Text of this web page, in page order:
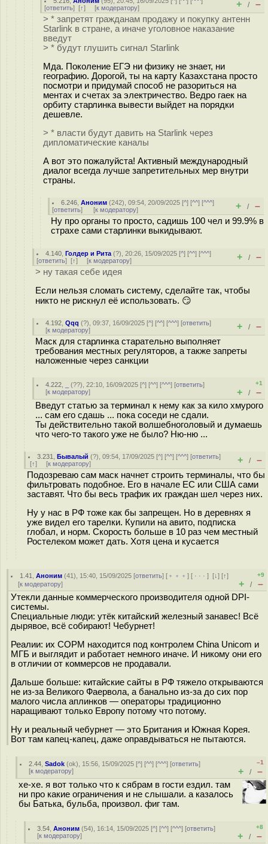
[ответить] [↑] [к модератору] + / –
> * запретят гражданам продажу и покупку антенн
Starlink в стране, а иначе уголовное наказание
введут
> * будут глушить сигнал Starlink
Мда. Поколение ЕГЭ ни физику не знает, ни
географию. Дорогой, ты на карту Казахстана просто
посмотри и придумай способ не разориться на
ментах и счетах за электричество. Ведро гаек на
орбиту старлинка вывести выйдет на порядки
дешевле.
> * власти будут давить на Starlink через
дипломатические каналы
А вот это пожалуйста! Активный международный
диалог всегда лучше запретительных мер внутри
страны.
6.246 ,Аноним (242), 09:54, 20/09/2025 [^] [^^] [^^^]
[ответить] [к модератору] + / –
Ну про органы то просто, садишь 100 чел и 99.9% в
страхе сами старлинки выкидывают.
4.140 ,Голдер и Рита (?), 20:26, 15/09/2025 [^] [^^] [^^^]
[ответить] [↑] [к модератору] + / –
> ну такая себе идея
Если нельзя сломать систему, сделайте так, чтобы
никто не рискнул её использовать. 😏
4.192 ,Qqq (?), 09:37, 16/09/2025 [^] [^^] [^^^] [ответить]
[к модератору] + / –
Маск для старлинка старательно выполняет
требования местных регуляторов, а также запреты
наложенные через санкции
4.222 (??), 22:10, 16/09/2025 [^] [^^] [^^^] [ответить]
[к модератору]
+1
+ / –
Введут статью за терминал к нему как за кило хмурого
... сам его сдашь ... пока соседи не сдали.
Ты действительно такой волшебноголовый и думаешь
что чего-то такого уже не было? Ню-ню ...
3.231 ,Бывалый (?), 09:54, 17/09/2025 [^] [^^] [^^^] [ответить]
[↑] [к модератору] + / –
Подозреваю сам маск начнет строить терминалы, что бы
фильтровать подобное. Его в начале ЕС или США сами
заставят. Что бы весь трафик их граждан шел через них.
Ну у нас в РФ тоже как бы запрещен. Но в деревнях я
уже видел его тарелки. Купили на авито, подписка
глобал, и норм. Скорость больше в 10 раз чем местный
Ростелеком может дать. Хотя цена и кусается
1.41 ,Аноним (41), 15:40, 15/09/2025 [ответить] [ ﹢﹢﹢] [ · · ·][↓] [↑]
[к модератору]
+9
+ / –
Утекли данные коммерческого производителя одной DPI-
системы.
Специальные люди: утёк китайский железный занавес! Всё
дырявое, всё собирают! Чебурнет!
Реалии: их СОРМ находится под контролем China Unicom и
МГБ и выглядит и работает немного иначе. И никому они его
в отличии от коммерсов не продавали.
Дальше больше: китайские сайты в РФ тяжело открываются
не из-за Великого Фаервола, а банально из-за до сих пор
малого числа аплинков — операторы традиционно
наращивают только Европу потому что потому.
Ну и реальный чебурнет — это Британия и Южная Корея.
Вот там капец-капец, даже оправдываться не пытаются.
2.44 ,Sadok (ok), 15:56, 15/09/2025 [^] [^^] [^^^] [ответить]
[к модератору]
–1
+ / –
хе-хе. я вот только что к сябрам в гости ездил. там
ни про какие ограничения и не слышали. а казалось
бы Батька, бульба, произвол. фиг там.
3.54 ,Аноним (54), 16:14, 15/09/2025 [^] [^^] [^^^] [ответить]
[к модератору]
+8
+ / –